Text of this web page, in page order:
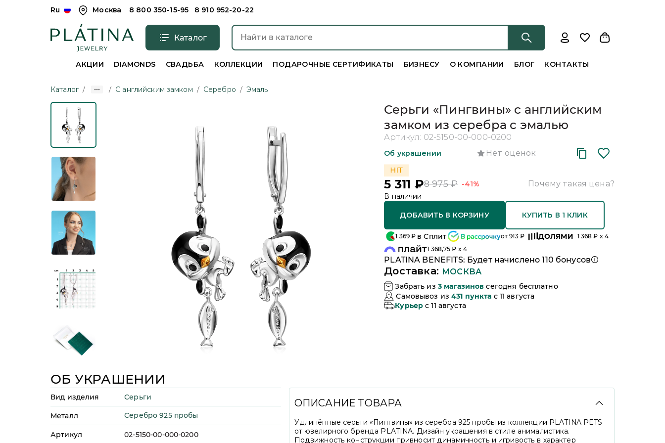
Ru Москва 8 800 350-15-95 8 910 952-20-22
Каталог
АКЦИИ DIAMONDS СВАДЬБА КОЛЛЕКЦИИ ПОДАРОЧНЫЕ СЕРТИФИКАТЫ БИЗНЕСУ О КОМПАНИИ БЛОГ КОНТАКТЫ
Каталог / / С английским замком / Серебро / Эмаль
Серьги «Пингвины» с английским
замком из серебра с эмалью
Артикул: 02-5150-00-000-0200
Об украшении Нет оценок
5 311 ₽8 975₽ -41% Почему такая цена?
В наличии
ДОБАВИТЬ В КОРЗИНУ КУПИТЬ В 1 КЛИК
1 369₽ в Сплит от913₽ ДОЛЯМИ 1 368 ₽ x 4
1 368,75 ₽ x 4
PLATINA BENEFITS: Будет начислено110 бонусов
Доставка: МОСКВА
Забрать из 3 магазинов сегодня бесплатно
Самовывоз из431 пункта c 11 августа
Курьер c 11 августа
ОБ УКРАШЕНИИ
Вид изделия Серьги
Металл Серебро 925 пробы
Артикул 02-5150-00-000-0200
ОПИСАНИЕ ТОВАРА
Удлинённые серьги «Пингвины» из серебра 925 пробы из коллекции PLATINA PETS
от ювелирного бренда PLATINA. Дизайн украшения в стиле анималистика.
Подвижность конструкции привносит динамичность и игривость в характер